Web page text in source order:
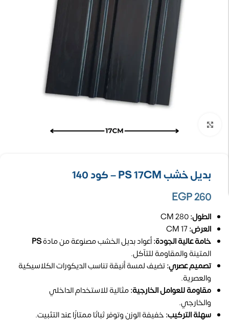
بديل خشب PS 17CM – كود 140
EGP260
الطول:
العرض:
خامة عالية الجودة:أعواد بديل الخشب مصنوعة من مادةPS
المتينة والمقاومة للتآكل.
تصميم عصري:تضيف لمسة أنيقة تناسب الديكورات الكلاسيكية
والعصرية.
مقاومة للعوامل الخارجية:مثالية للاستخدام الداخلي
والخارجي.
سهلة التركيب: خفيفة الوزن وتوفر ثباتًا ممتازًا عند التثبيت.